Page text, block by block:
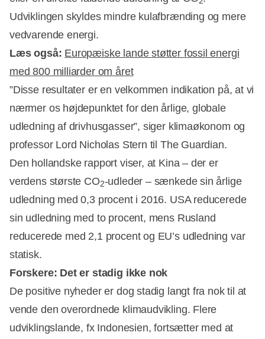
Udviklingen skyldes mindre kulafbrænding og mere
vedvarende energi.
Annonce
Læs også: Europæiske lande støtter fossil energi
med 800 milliarder om året
”Disse resultater er en velkommen indikation på, at vi
nærmer os højdepunktet for den årlige, globale
udledning af drivhusgasser”, siger klimaøkonom og
professor Lord Nicholas Stern til The Guardian.
Den hollandske rapport viser, at Kina – der er
verdens største CO2-udleder – sænkede sin årlige
udledning med 0,3 procent i 2016. USA reducerede
sin udledning med to procent, mens Rusland
reducerede med 2,1 procent og EU’s udledning var
statisk.
Forskere: Det er stadig ikke nok
De positive nyheder er dog stadig langt fra nok til at
vende den overordnede klimaudvikling. Flere
udviklingslande, fx Indonesien, fortsætter med at